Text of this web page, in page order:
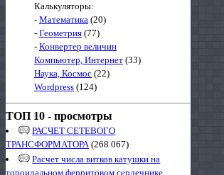
Калькуляторы:
- Математика (20)
- Геометрия (77)
- Конвертер величин
Компьютер, Интернет (33)
Наука, Космос (22)
Wordpress (124)
ТОП 10 - просмотры
РАСЧЕТ СЕТЕВОГО
ТРАНСФОРМАТОРА(268 067)
Расчет числа витков катушки на
тороидальном ферритовом сердечнике